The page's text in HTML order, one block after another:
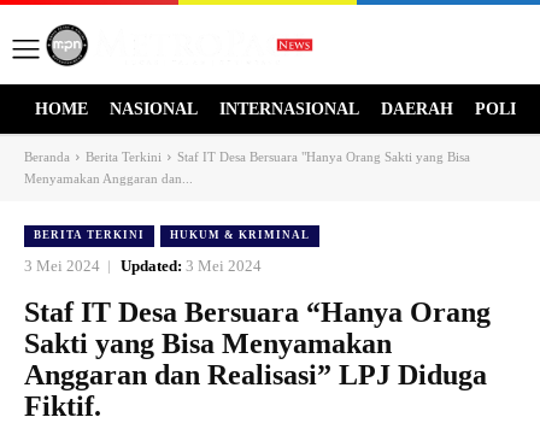
HOME NASIONAL INTERNASIONAL DAERAH
Beranda Berita Terkini
Staf IT Desa Bersuara "Hanya Orang Sakti yang Bisa
Menyamakan Anggaran dan...
BERITA TERKINI HUKUM & KRIMINAL
3 Mei 2024 Updated: 3 Mei 2024
Staf IT Desa Bersuara “Hanya Orang
Sakti yang Bisa Menyamakan
Anggaran dan Realisasi” LPJ Diduga
Fiktif.